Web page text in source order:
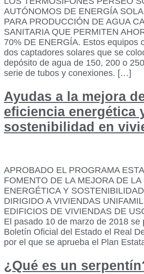
AUTÓNOMOS DE ENERGÍA
PARA PRODUCCIÓN DE AGUA
SANITARIA QUE PERMITEN
70% DE ENERGÍA. Estos equipos
dos captadores solares que se
depósito de agua de 150, 200 o
serie de tubos y conexiones. […]
Ayudas a la mejora
eficiencia energética
sostenibilidad en
APROBADO EL PROGRAMA
FOMENTO DE LA MEJORA DE LA
ENERGÉTICA Y
DIRIGIDO A VIVIENDAS
EDIFICIOS DE VIVIENDAS DE
El pasado 10 de marzo de 2018 se
Boletín Oficial del Estado el Real
por el que se aprueba el Plan
¿Qué es un